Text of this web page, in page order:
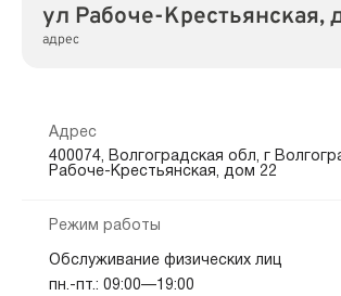
ул Рабоче-Крестьянская,
адрес
Адрес
400074, Волгоградская обл, г
Рабоче-Крестьянская, дом 22
Режим работы
Обслуживание физических лиц
пн.-пт.: 09:00—19:00